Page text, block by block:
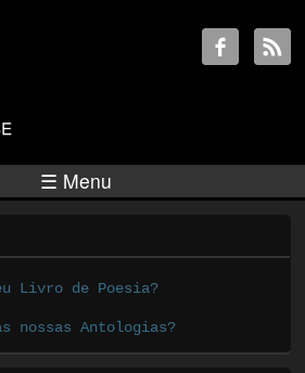
☰ Menu
Livro de Poesia?
nossas Antologias?